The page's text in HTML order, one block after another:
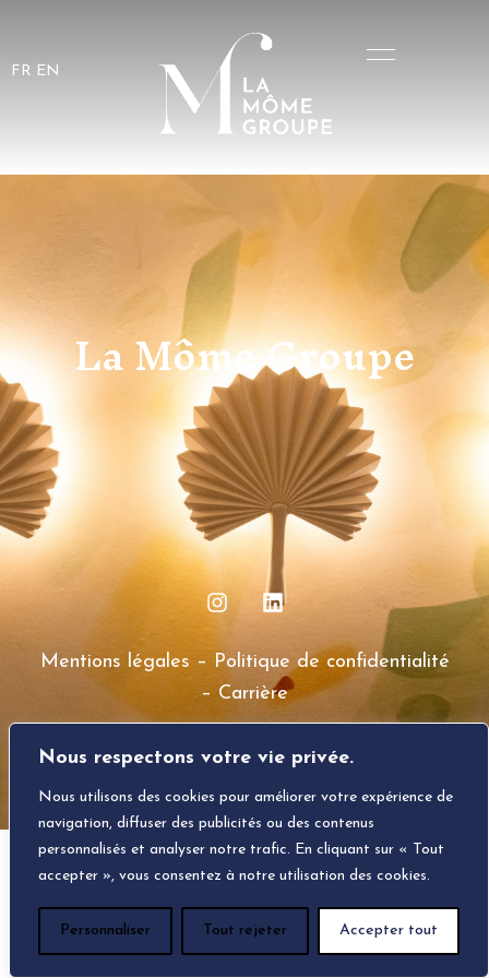
Nous respectons votre vie privée.
Nous utilisons des cookies pour améliorer votre expérience de
navigation, diffuser des publicités ou des contenus
personnalisés et analyser notre trafic. En cliquant sur « Tout
accepter », vous consentez à notre utilisation des cookies.
Personnaliser Tout rejeter Accepter tout
FR EN
La Môme Groupe
Mentions légales – Politique de confidentialité
– Carrière